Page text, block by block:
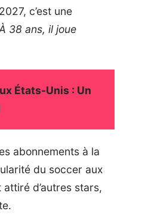
c’est une
38 ans, il joue
États-Unis : Un
abonnements à la
du soccer aux
d’autres stars,